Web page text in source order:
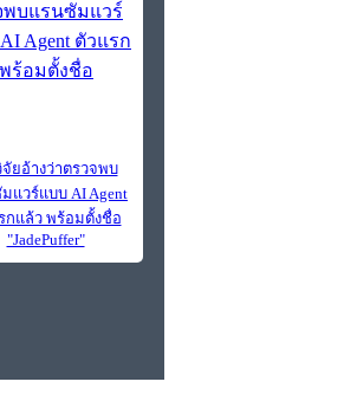
ยอ้างว่าตรวจพบ
แวร์แบบ AI Agent
กแล้ว พร้อมตั้งชื่อ
"JadePuffer"